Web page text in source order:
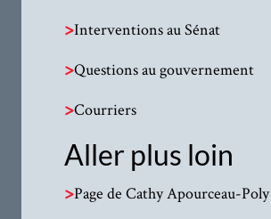
>Interventions au Sénat
>Questions au gouvernement
>Courriers
Aller plus loin
>Page de Cathy Apourceau-Poly